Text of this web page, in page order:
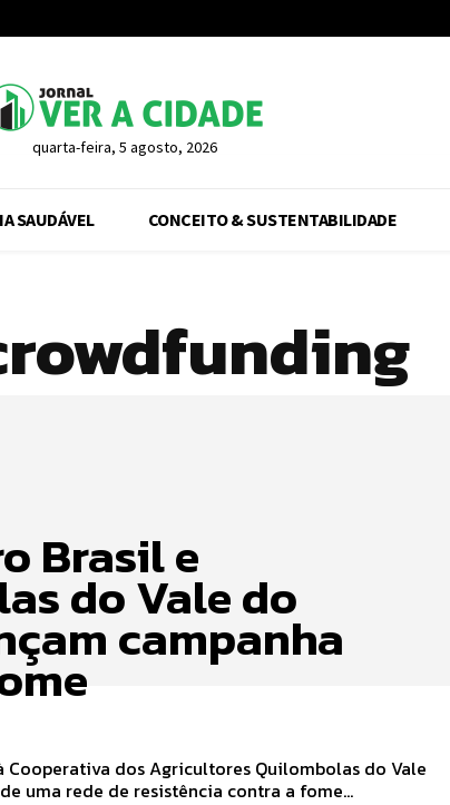
quarta-feira, 5 agosto, 2026
SAUDÁVEL CONCEITO & SUSTENTABILIDADE
Brasil e
do Vale do
campanha
Cooperativa dos Agricultores Quilombolas do Vale
uma rede de resistência contra a fome...